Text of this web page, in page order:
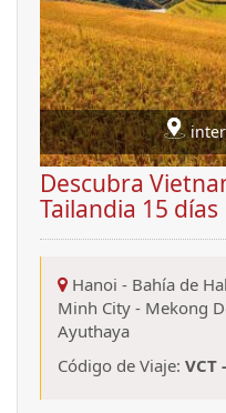
Descubra
Tailandia 15 días
Hanoi - Bahía de
Minh City - Mekong
Ayuthaya
Código de Viaje: VCT